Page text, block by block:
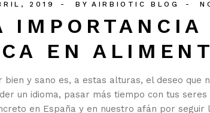
2019 BY AIRBIOTIC BLOG
EN
bien y sano es, a estas alturas, el deseo que
un idioma, pasar más tiempo con tus
en España y en nuestro afán por